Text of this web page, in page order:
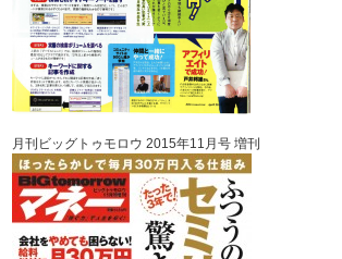
月刊ビッグトゥモロウ 2015年11月号 増刊